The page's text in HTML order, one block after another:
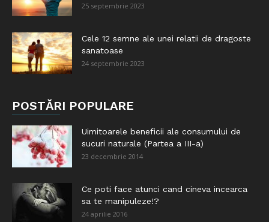
25 septembrie 2023
Cele 12 semne ale unei relatii de dragoste
sanatoase
24 septembrie 2023
POSTĂRI POPULARE
Uimitoarele beneficii ale consumului de
sucuri naturale (Partea a III-a)
23 decembrie 2014
Ce poti face atunci cand cineva incearca
sa te manipuleze!?
24 aprilie 2016